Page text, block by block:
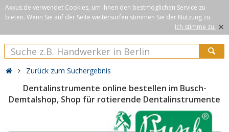
Axxus.de verwendet Cookies, um Ihnen den bestmöglichen Service zu
bieten. Wenn Sie auf der Seite weitersurfen stimmen Sie der Nutzung zu.
Ich stimme zu. ×
Zurück zum Suchergebnis
Dentalinstrumente online bestellen im Busch-
Demtalshop, Shop für rotierende Dentalinstrumente